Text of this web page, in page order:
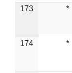
173 *
174 *